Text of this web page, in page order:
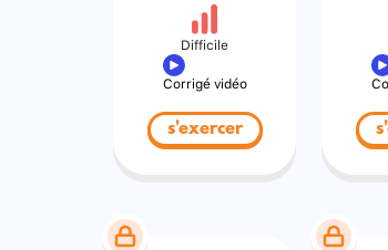
Difficile
Corrigé vidéo
s'exercer